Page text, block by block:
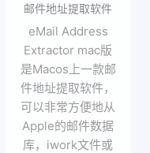
邮件地址提取软件
eMail Address
Extractor mac版
是Macos上一款邮
件地址提取软件，
可以非常方便地从
Apple的邮件数据
库，iwork文件或